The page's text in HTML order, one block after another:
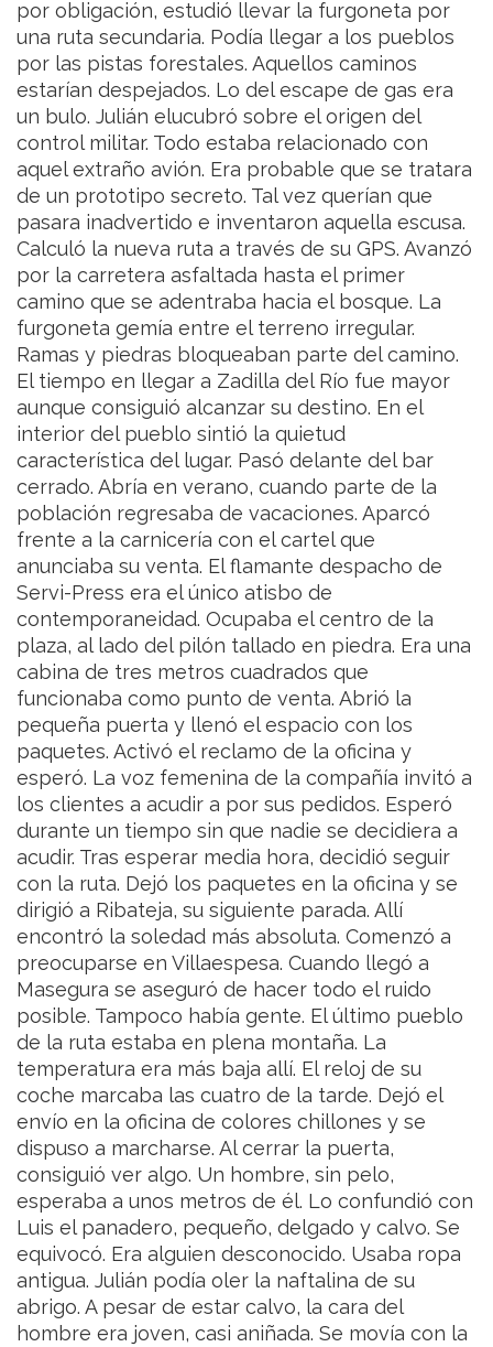
por obligación, estudió llevar la furgoneta por
una ruta secundaria. Podía llegar a los pueblos
por las pistas forestales. Aquellos caminos
estarían despejados. Lo del escape de gas era
un bulo. Julián elucubró sobre el origen del
control militar. Todo estaba relacionado con
aquel extraño avión. Era probable que se tratara
de un prototipo secreto. Tal vez querían que
pasara inadvertido e inventaron aquella escusa.
Calculó la nueva ruta a través de su GPS. Avanzó
por la carretera asfaltada hasta el primer
camino que se adentraba hacia el bosque. La
furgoneta gemía entre el terreno irregular.
Ramas y piedras bloqueaban parte del camino.
El tiempo en llegar a Zadilla del Río fue mayor
aunque consiguió alcanzar su destino. En el
interior del pueblo sintió la quietud
característica del lugar. Pasó delante del bar
cerrado. Abría en verano, cuando parte de la
población regresaba de vacaciones. Aparcó
frente a la carnicería con el cartel que
anunciaba su venta. El flamante despacho de
Servi-Press era el único atisbo de
contemporaneidad. Ocupaba el centro de la
plaza, al lado del pilón tallado en piedra. Era una
cabina de tres metros cuadrados que
funcionaba como punto de venta. Abrió la
pequeña puerta y llenó el espacio con los
paquetes. Activó el reclamo de la oficina y
esperó. La voz femenina de la compañía invitó a
los clientes a acudir a por sus pedidos. Esperó
durante un tiempo sin que nadie se decidiera a
acudir. Tras esperar media hora, decidió seguir
con la ruta. Dejó los paquetes en la oficina y se
dirigió a Ribateja, su siguiente parada. Allí
encontró la soledad más absoluta. Comenzó a
preocuparse en Villaespesa. Cuando llegó a
Masegura se aseguró de hacer todo el ruido
posible. Tampoco había gente. El último pueblo
de la ruta estaba en plena montaña. La
temperatura era más baja allí. El reloj de su
coche marcaba las cuatro de la tarde. Dejó el
envío en la oficina de colores chillones y se
dispuso a marcharse. Al cerrar la puerta,
consiguió ver algo. Un hombre, sin pelo,
esperaba a unos metros de él. Lo confundió con
Luis el panadero, pequeño, delgado y calvo. Se
equivocó. Era alguien desconocido. Usaba ropa
antigua. Julián podía oler la naftalina de su
abrigo. A pesar de estar calvo, la cara del
hombre era joven, casi aniñada. Se movía con la